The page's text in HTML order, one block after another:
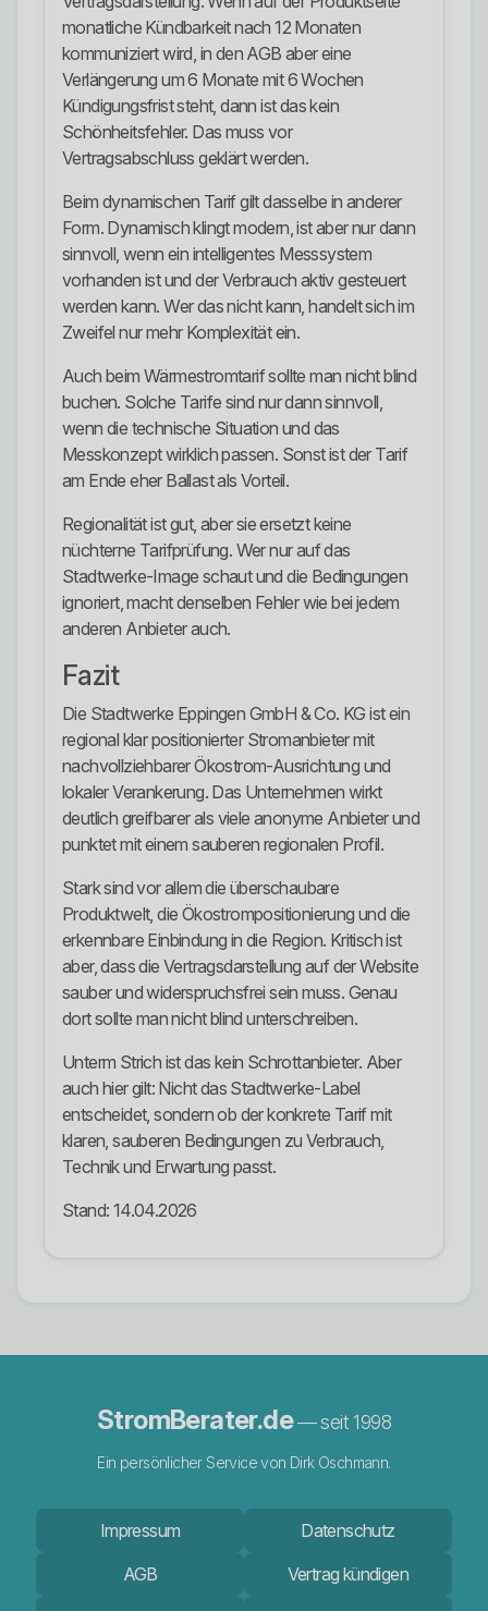
monatliche Kündbarkeit nach 12 Monaten
kommuniziert wird, in den AGB aber eine
Verlängerung um 6 Monate mit 6 Wochen
Kündigungsfrist steht, dann ist das kein
Schönheitsfehler. Das muss vor
Vertragsabschluss geklärt werden.
Beim dynamischen Tarif gilt dasselbe in anderer
Form. Dynamisch klingt modern, ist aber nur dann
sinnvoll, wenn ein intelligentes Messsystem
vorhanden ist und der Verbrauch aktiv gesteuert
werden kann. Wer das nicht kann, handelt sich im
Zweifel nur mehr Komplexität ein.
Auch beim Wärmestromtarif sollte man nicht blind
buchen. Solche Tarife sind nur dann sinnvoll,
wenn die technische Situation und das
Messkonzept wirklich passen. Sonst ist der Tarif
am Ende eher Ballast als Vorteil.
Regionalität ist gut, aber sie ersetzt keine
nüchterne Tarifprüfung. Wer nur auf das
Stadtwerke-Image schaut und die Bedingungen
ignoriert, macht denselben Fehler wie bei jedem
anderen Anbieter auch.
Fazit
Die Stadtwerke Eppingen GmbH & Co. KG ist ein
regional klar positionierter Stromanbieter mit
nachvollziehbarer Ökostrom-Ausrichtung und
lokaler Verankerung. Das Unternehmen wirkt
deutlich greifbarer als viele anonyme Anbieter und
punktet mit einem sauberen regionalen Profil.
Stark sind vor allem die überschaubare
Produktwelt, die Ökostrompositionierung und die
erkennbare Einbindung in die Region. Kritisch ist
aber, dass die Vertragsdarstellung auf der Website
sauber und widerspruchsfrei sein muss. Genau
dort sollte man nicht blind unterschreiben.
Unterm Strich ist das kein Schrottanbieter. Aber
auch hier gilt: Nicht das Stadtwerke-Label
entscheidet, sondern ob der konkrete Tarif mit
klaren, sauberen Bedingungen zu Verbrauch,
Technik und Erwartung passt.
Stand: 14.04.2026
StromBerater.de— seit 1998
Ein persönlicher Service von Dirk Oschmann.
Impressum
Datenschutz
AGB
Vertrag kündigen